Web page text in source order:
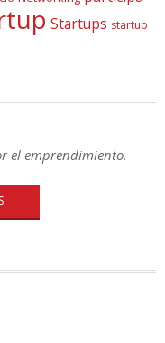
Startups startup
el emprendimiento.